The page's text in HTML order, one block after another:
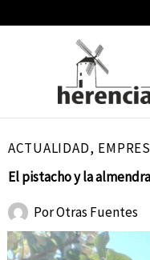
ACTUALIDAD,
El pistacho y la
PorOtras Fuentes